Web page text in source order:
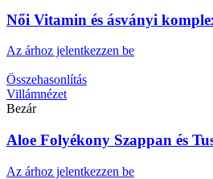
Női Vitamin és ásványi
Az árhoz jelentkezzen be
Összehasonlítás
Villámnézet
Bezár
Aloe Folyékony Szappan és
Az árhoz jelentkezzen be